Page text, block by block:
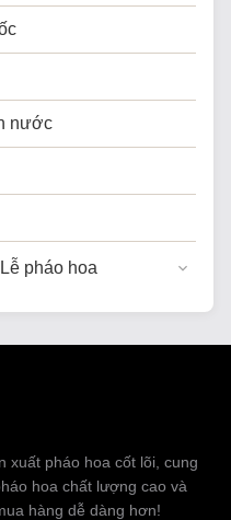
nước
pháo hoa
xuất pháo hoa cốt lõi, cung
hoa chất lượng cao và
hàng dễ dàng hơn!